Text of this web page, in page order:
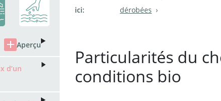
ici:
dérobées
Particularités du
conditions bio